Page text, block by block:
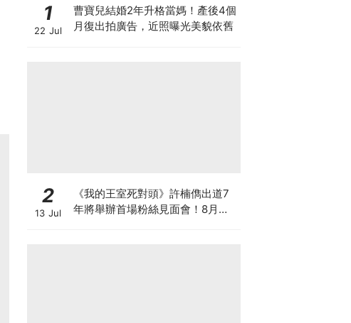
1
22 Jul
曹寶兒結婚2年升格當媽！產後4個
月復出拍廣告，近照曝光美貌依舊
2
13 Jul
《我的王室死對頭》許楠儁出道7
年將舉辦首場粉絲見面會！8月與